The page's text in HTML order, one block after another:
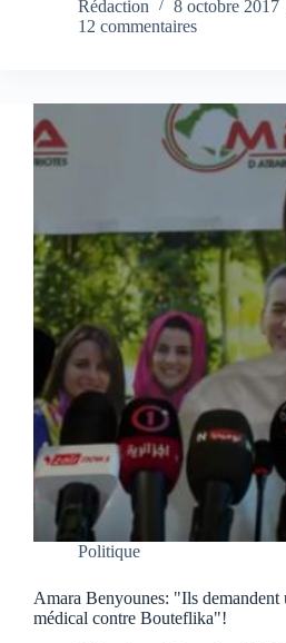
Rédaction
8 octobre 2017
12 commentaires
Politique
Amara Benyounes: "Ils demandent
médical contre Bouteflika"!